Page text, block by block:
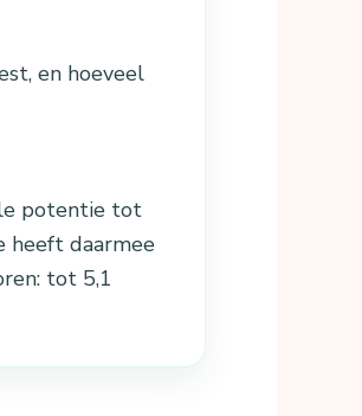
en hoeveel
potentie tot
heeft daarmee
tot 5,1